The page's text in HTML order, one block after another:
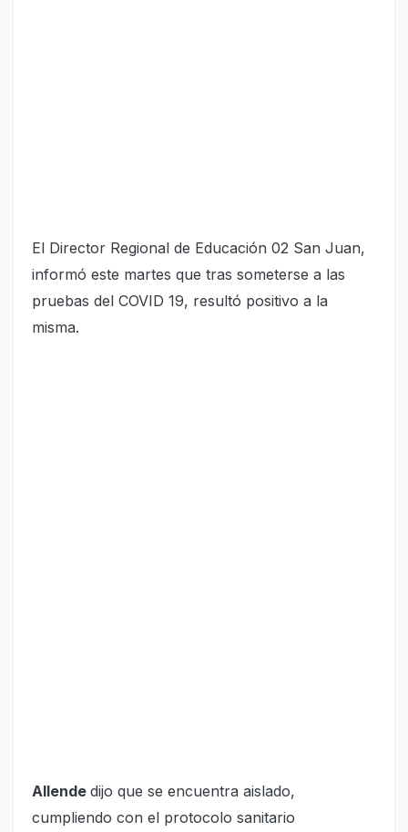
El Director Regional de Educación 02 San Juan,
informó este martes que tras someterse a las
pruebas del COVID 19, resultó positivo a la
misma.
Allende dijo que se encuentra aislado,
cumpliendo con el protocolo sanitario